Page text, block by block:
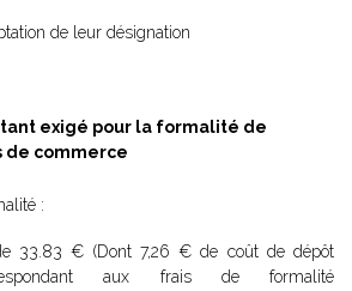
de leur désignation
exigé pour la formalité de
de commerce
:
33.83 € (Dont 7,26 € de coût de dépôt
aux frais de formalité